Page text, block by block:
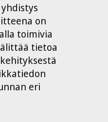
on
toimivia
tietoa
eri